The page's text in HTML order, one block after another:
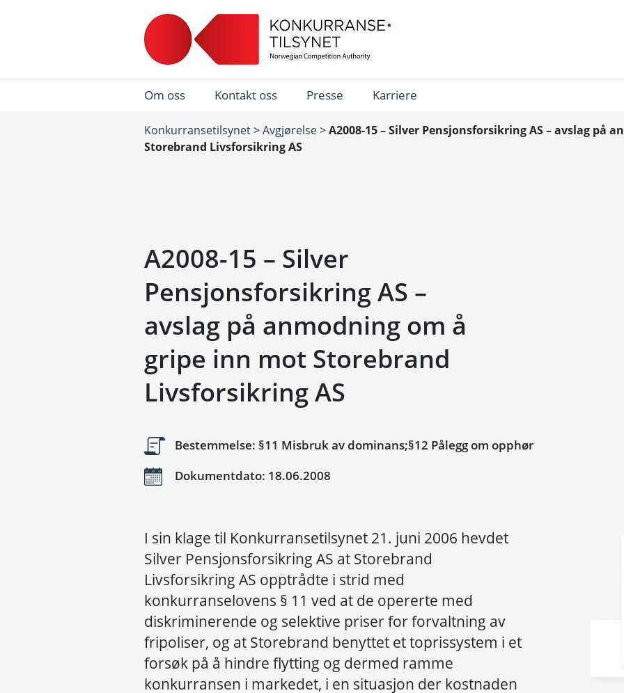
Om oss Kontakt oss Presse Karriere
Konkurransetilsynet>Avgjørelse>A2008-15 – Silver Pensjonsforsikring AS – avslag på
Storebrand Livsforsikring AS
A2008-15 – Silver
Pensjonsforsikring AS –
avslag på anmodning om å
gripe inn mot Storebrand
Livsforsikring AS
Bestemmelse: §11 Misbruk av dominans;§12 Pålegg om opphør
Dokumentdato: 18.06.2008
I sin klage til Konkurransetilsynet 21. juni 2006 hevdet
Silver Pensjonsforsikring AS at Storebrand
Livsforsikring AS opptrådte i strid med
konkurranselovens § 11 ved at de opererte med
diskriminerende og selektive priser for forvaltning av
fripoliser, og at Storebrand benyttet et toprissystem i et
forsøk på å hindre flytting og dermed ramme
konkurransen i markedet, i en situasjon der kostnaden